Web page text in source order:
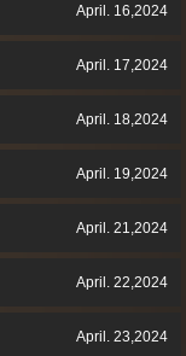
April. 16,2024
April. 17,2024
April. 18,2024
April. 19,2024
April. 21,2024
April. 22,2024
April. 23,2024